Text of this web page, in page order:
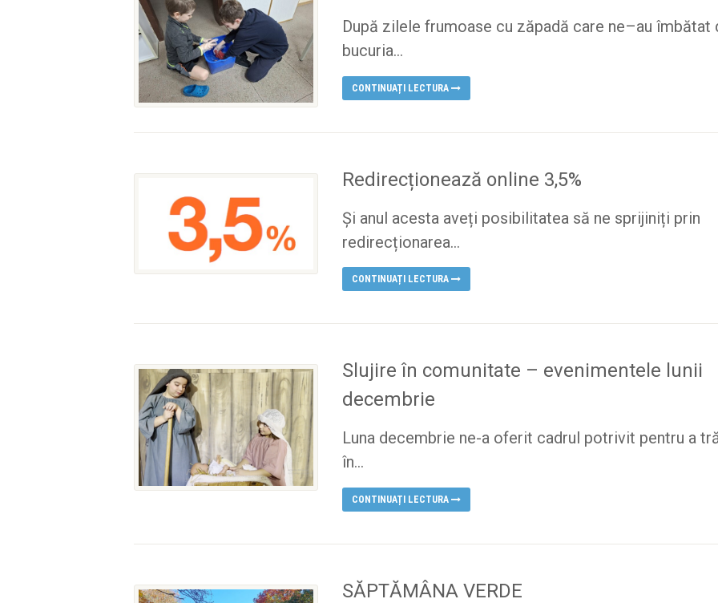
După zilele frumoase cu zăpadă care ne–au îmbătat
bucuria...
CONTINUAȚI LECTURA
Redirecționează online 3,5%
Și anul acesta aveți posibilitatea să ne sprijiniți prin
redirecționarea...
CONTINUAȚI LECTURA
Slujire în comunitate – evenimentele lunii
decembrie
Luna decembrie ne-a oferit cadrul potrivit pentru a
în...
CONTINUAȚI LECTURA
SĂPTĂMÂNA VERDE